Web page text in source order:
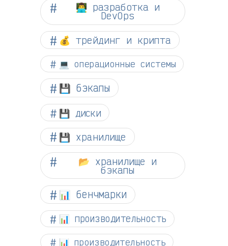
👨‍💻 разработка и
DevOps
💰 трейдинг и крипта
💻 операционные системы
💾 бэкапы
💾 диски
💾 хранилище
📂 хранилище и
бэкапы
📊 бенчмарки
📊 производительность
📊 производительность